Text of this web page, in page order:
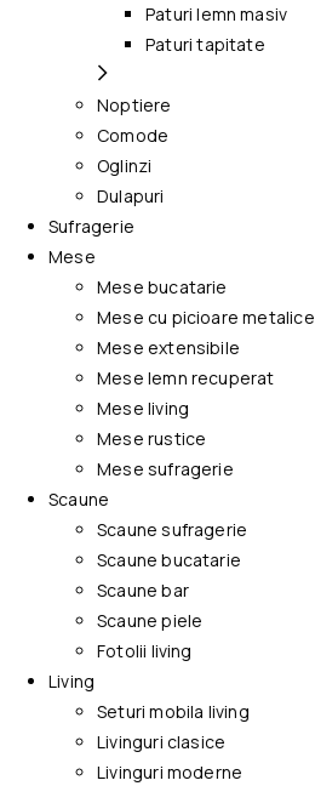
Paturi lemn masiv
Paturi tapitate
Noptiere
Comode
Oglinzi
Dulapuri
Sufragerie
Mese
Mese bucatarie
Mese cu picioare metalice
Mese extensibile
Mese lemn recuperat
Mese living
Mese rustice
Mese sufragerie
Scaune
Scaune sufragerie
Scaune bucatarie
Scaune bar
Scaune piele
Fotolii living
Living
Seturi mobila living
Livinguri clasice
Livinguri moderne